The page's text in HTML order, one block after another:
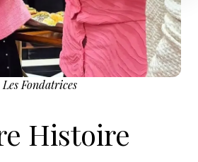
Les Fondatrices
Histoire